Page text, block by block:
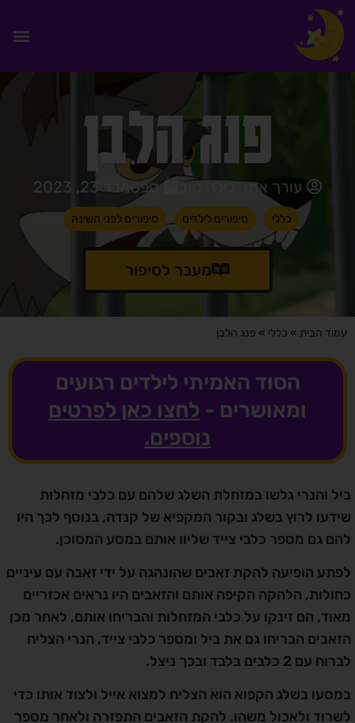
פנג הלבן
עורך אתר לילה טוב ספטמבר 23, 2023
כללי סיפורים לילדים סיפורים לפני השינה
מעבר לסיפור
עמוד הבית » כללי » פנג הלבן
הסוד האמיתי לילדים רגועים
ומאושרים - לחצו כאן לפרטים
נוספים.
ביל והנרי גלשו במזחלת השלג שלהם עם כלבי מזחלות
שידעו לרוץ בשלג ובקור המקפיא של קנדה, בנוסף לכך היו
להם גם מספר כלבי צייד שליוו אותם במסע המסוכן.
לפתע הופיעה להקת זאבים שהונהגה על ידי זאבה עם עיניים
כחולות, הלהקה הקיפה אותם והזאבים היו נראים אכזריים
מאוד, הם זינקו על כלבי המזחלות והבריחו אותם, לאחר מכן
הזאבים הבריחו גם את ביל ומספר כלבי צייד, הנרי הצליח
לברוח עם 2 כלבים בלבד ובכך ניצל.
במסעו בשלג הקפוא הוא הצליח למצוא אייל ולצוד אותו כדי
לשרוד ולאכול משהו. להקת הזאבים התפזרה ולאחר מספר